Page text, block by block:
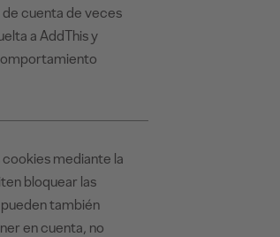
de cuenta de veces
a AddThis y
mediante la
bloquear las
también
en cuenta, no